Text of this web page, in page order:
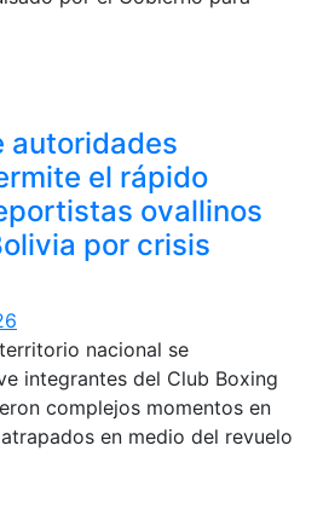
autoridades
el rápido
ovallinos
por crisis
nacional se
integrantes del Club Boxing
complejos momentos en
en medio del revuelo